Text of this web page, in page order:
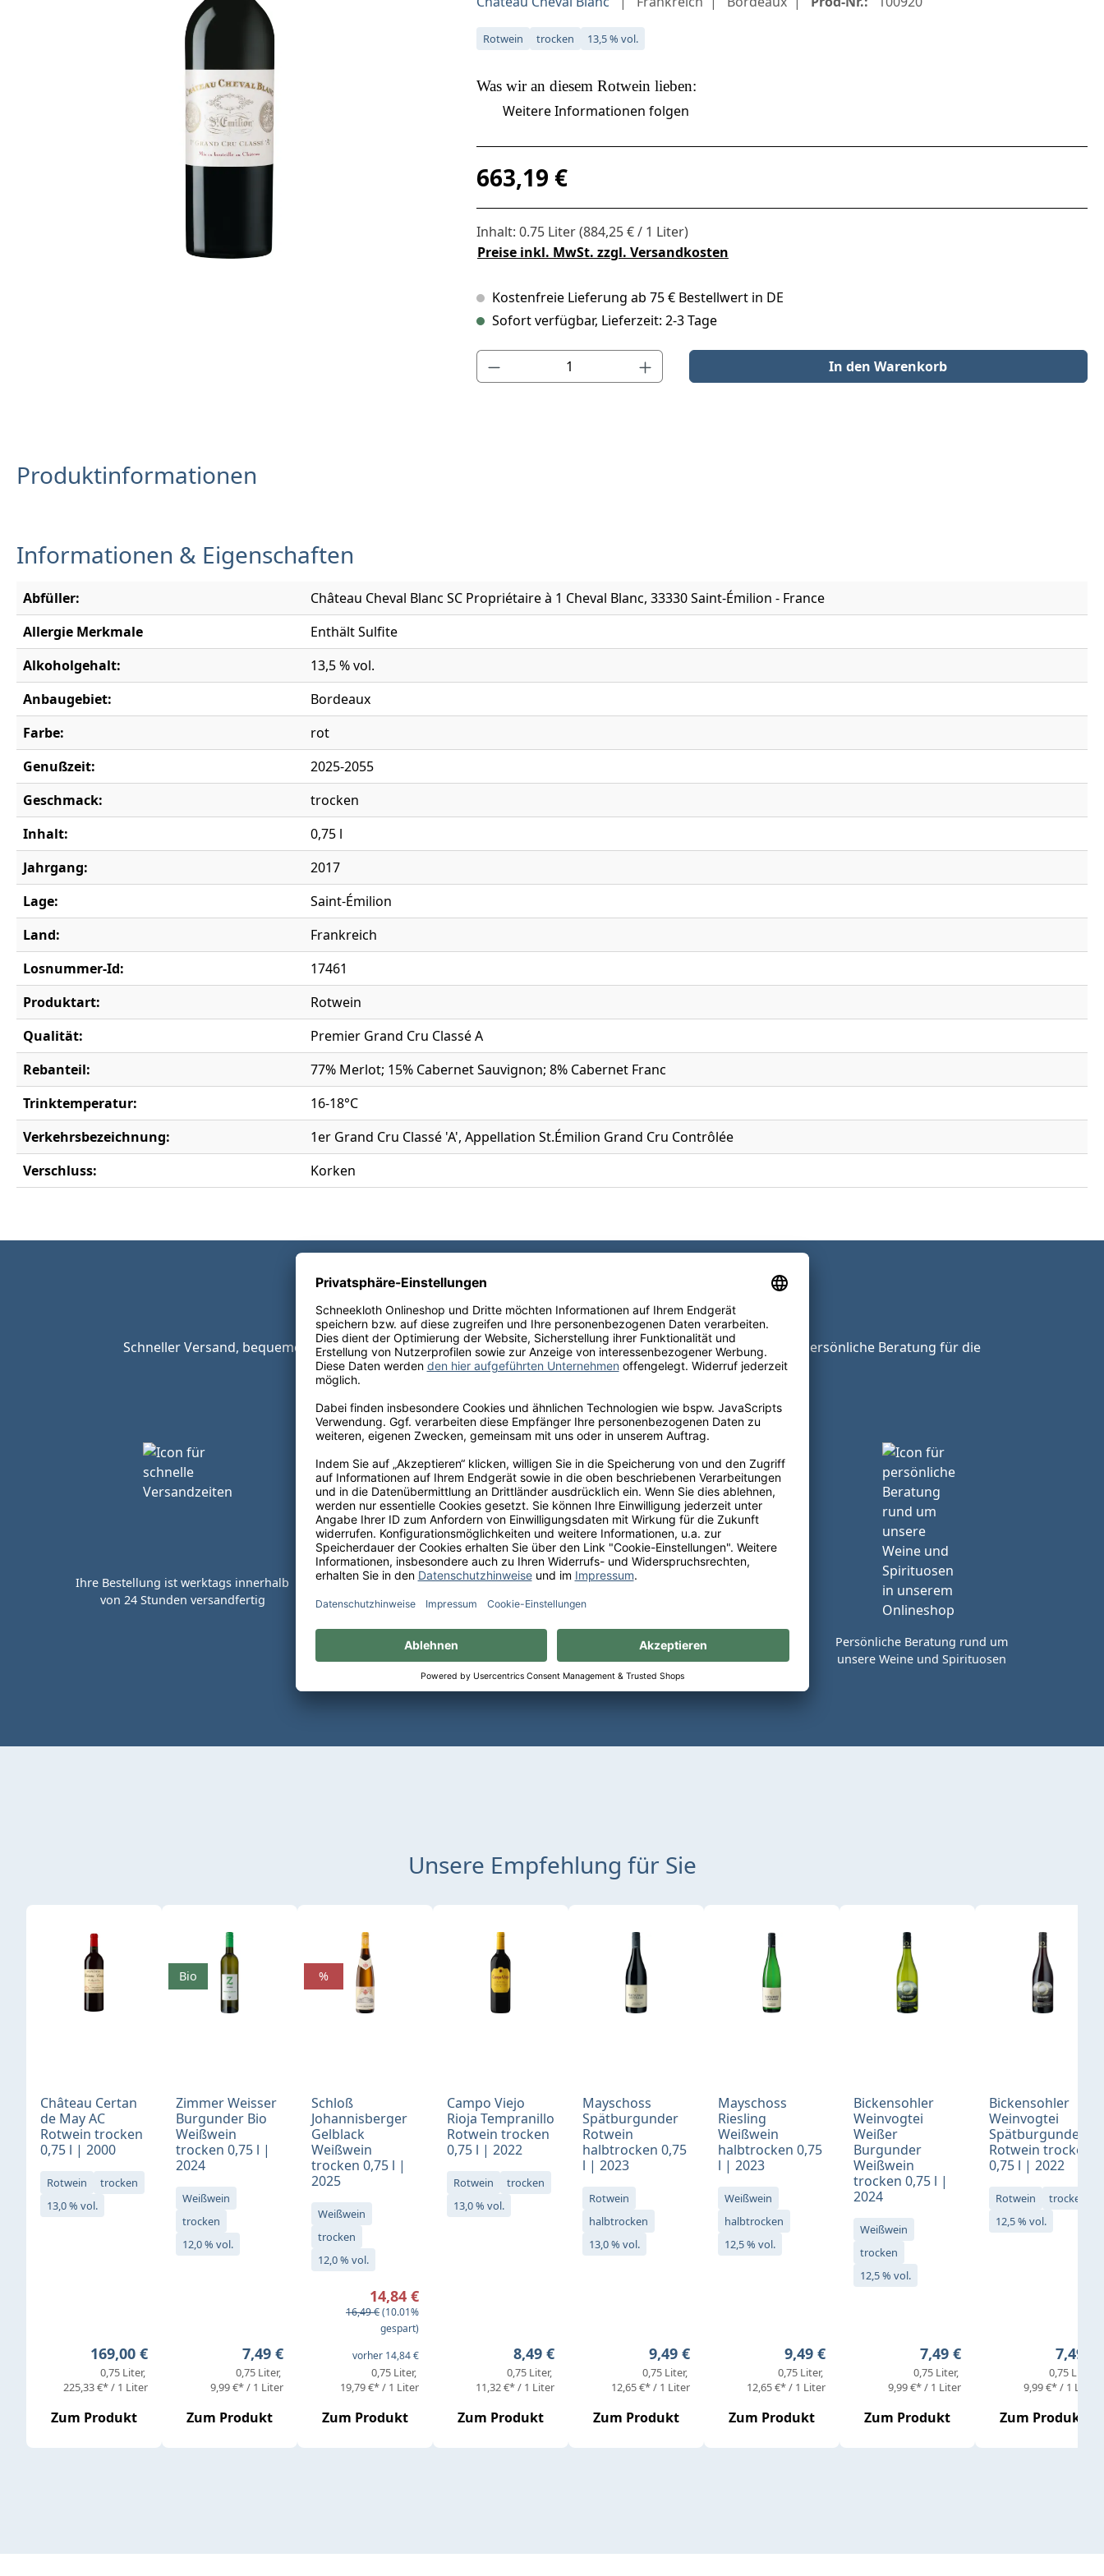
Rotwein trocken 13,5 % vol.
Was wir an diesem Rotwein lieben:
Weitere Informationen folgen
Regulärer Preis:
663,19 €
Inhalt: 0.75 Liter(884,25 € / 1 Liter)
Preise inkl. MwSt. zzgl. Versandkosten
Kostenfreie Lieferung ab 75 € Bestellwert in DE
Sofort verfügbar, Lieferzeit: 2-3 Tage
Produkt Anzahl: Gib den gewünschten Wert ein oder benutze die Schaltflächen um die Anzahl zu erhöhen oder zu
In den Warenkorb
Produktinformationen
Informationen & Eigenschaften
Abfüller:
Château Cheval Blanc SC Propriétaire à 1 Cheval Blanc, 33330 Saint-Émilion - France
Allergie Merkmale
Enthält Sulfite
Alkoholgehalt:
13,5 % vol.
Anbaugebiet:
Bordeaux
Farbe:
rot
Genußzeit:
2025-2055
Geschmack:
trocken
Inhalt:
0,75 l
Jahrgang:
2017
Lage:
Saint-Émilion
Land:
Frankreich
Losnummer-Id:
17461
Produktart:
Rotwein
Qualität:
Premier Grand Cru Classé A
Rebanteil:
77% Merlot; 15% Cabernet Sauvignon; 8% Cabernet Franc
Trinktemperatur:
16-18°C
Verkehrsbezeichnung:
1er Grand Cru Classé 'A', Appellation St.Émilion Grand Cru Contrôlée
Verschluss:
Korken
Ihre Schneekloth-Vorteile
Schneller Versand, bequeme Zahlungsoptionen, kostenfreie Lieferung innerhalb Deutschlands sowie unsere persönliche Beratung für die
perfekte Weinauswahl.
Ihre Bestellung ist werktags innerhalb
von 24 Stunden versandfertig
Kaufen Sie bequem auf Rechnung mit
Lieferung ab 75 € Bestellwert in
Deutschland
Persönliche Beratung rund um
unsere Weine und Spirituosen
Unsere Empfehlung für Sie
Produktgalerie überspringen
Château Certan
de May AC
Rotwein trocken
0,75 l | 2000
Rotwein
trocken
13,0 % vol.
Regulärer Preis:
169,00 €
0,75 Liter
225,33 €* / 1 Liter
Zum Produkt
Zimmer Weisser
Burgunder Bio
Weißwein
trocken 0,75 l |
2024
Weißwein
trocken
12,0 % vol.
Regulärer Preis:
7,49 €
0,75 Liter
9,99 €* / 1 Liter
Zum Produkt
Bio
Schloß
Johannisberger
Gelblack
Weißwein
trocken 0,75 l |
2025
Weißwein
trocken
12,0 % vol.
Verkaufspreis:
14,84 €
Regulärer Preis:
16,49 €(10.01%
gespart)
vorher 14,84 €
0,75 Liter
19,79 €* / 1 Liter
Zum Produkt
%
Campo Viejo
Rioja Tempranillo
Rotwein trocken
0,75 l | 2022
Rotwein
trocken
13,0 % vol.
Regulärer Preis:
8,49 €
0,75 Liter
11,32 €* / 1 Liter
Zum Produkt
Mayschoss
Spätburgunder
Rotwein
halbtrocken 0,75
l | 2023
Rotwein
halbtrocken
13,0 % vol.
Regulärer Preis:
9,49 €
0,75 Liter
12,65 €* / 1 Liter
Zum Produkt
Mayschoss
Riesling
Weißwein
halbtrocken 0,75
l | 2023
Weißwein
halbtrocken
12,5 % vol.
Regulärer Preis:
9,49 €
0,75 Liter
12,65 €* / 1 Liter
Zum Produkt
Bickensohler
Weinvogtei
Weißer
Burgunder
Weißwein
trocken 0,75 l |
2024
Weißwein
trocken
12,5 % vol.
Regulärer Preis:
7,49 €
0,75 Liter
9,99 €* / 1 Liter
Zum Produkt
Bickensohler
Weinvogtei
Spätburgunder
Rotwein trocken
0,75 l | 2022
Rotwein
trocken
12,5 % vol.
7,49 €
0,75 Liter
9,99 €* / 1 Liter
Zum Produkt